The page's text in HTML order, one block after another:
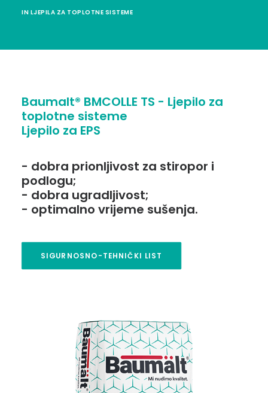
SEARCH
IN LJEPILA ZA TOPLOTNE SISTEME
Baumalt® BMCOLLE TS - Ljepilo za
toplotne sisteme
Ljepilo za EPS
- dobra prionljivost za stiropor i
podlogu;
- dobra ugradljivost;
- optimalno vrijeme sušenja.
SIGURNOSNO-TEHNIČKI LIST